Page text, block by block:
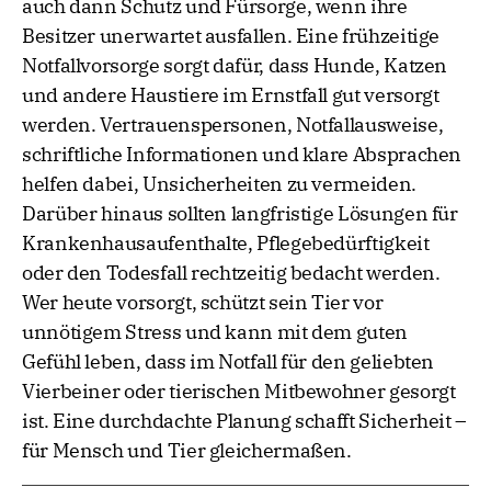
auch dann Schutz und Fürsorge, wenn ihre
Besitzer unerwartet ausfallen. Eine frühzeitige
Notfallvorsorge sorgt dafür, dass Hunde, Katzen
und andere Haustiere im Ernstfall gut versorgt
werden. Vertrauenspersonen, Notfallausweise,
schriftliche Informationen und klare Absprachen
helfen dabei, Unsicherheiten zu vermeiden.
Darüber hinaus sollten langfristige Lösungen für
Krankenhausaufenthalte, Pflegebedürftigkeit
oder den Todesfall rechtzeitig bedacht werden.
Wer heute vorsorgt, schützt sein Tier vor
unnötigem Stress und kann mit dem guten
Gefühl leben, dass im Notfall für den geliebten
Vierbeiner oder tierischen Mitbewohner gesorgt
ist. Eine durchdachte Planung schafft Sicherheit –
für Mensch und Tier gleichermaßen.